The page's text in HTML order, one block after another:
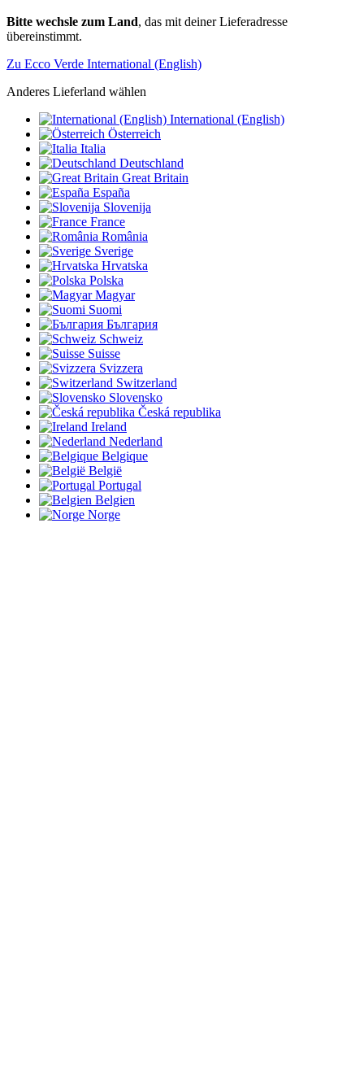
Bitte wechsle zum Land, das mit deiner Lieferadresse
übereinstimmt.
Zu Ecco Verde International (English)
Anderes Lieferland wählen
International (English)
Österreich
Italia
Deutschland
Great Britain
España
Slovenija
France
România
Sverige
Hrvatska
Polska
Magyar
Suomi
България
Schweiz
Suisse
Svizzera
Switzerland
Slovensko
Česká republika
Ireland
Nederland
Belgique
België
Portugal
Belgien
Norge